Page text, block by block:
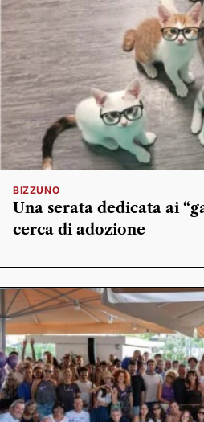
BIZZUNO
Una serata dedicata ai
cerca di adozione